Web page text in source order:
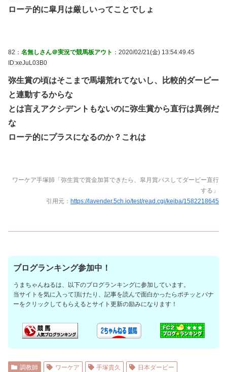
ローテ的に皐月は厳しいってことでしょ
82： 名無しさん＠実況で競馬板アウト ：2020/02/21(金) 13:54:49.45
ID:xeJuL03B0
弥生賞の頃はそこまで馬場荒れてないし、比較的ダービー
と連動するからな
とは言えアクシデントもないのに弥生賞から直行は異例だ
な
ローテ的にプラスになるのか？これは
ワーケア手塚師「弥生賞で賞金加算できたら、皐月賞パスしてダービー直行
する」
引用元： https://lavender.5ch.io/test/read.cgi/keiba/1582218645
ブログランキング参加中！
うまちゃんねるは、以下のブログランキングに参加しています。
当サイトを気に入って頂けたり、記事を読んで面白かったらポチッとバナ
ーをクリックしてもらえるとサイト更新の励みになります！
調教師 ワーケア 手塚貴久
日本ダービー